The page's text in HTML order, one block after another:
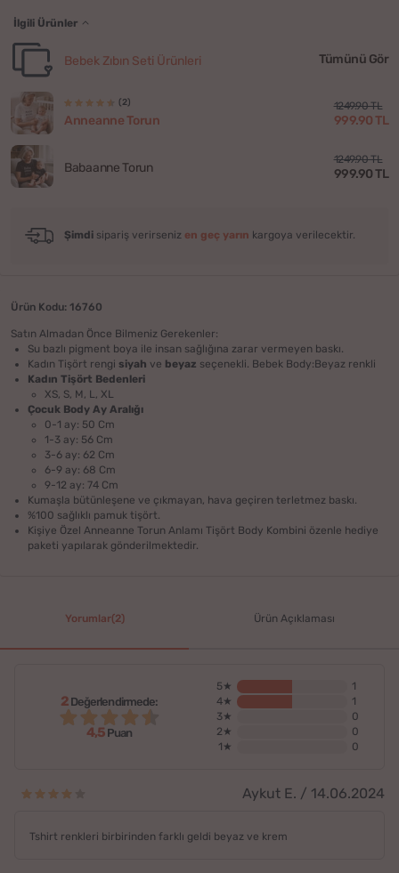
İlgili Ürünler
Bebek Zıbın Seti Ürünleri Tümünü Gör
(2)
Anneanne Torun
1249.90 TL
999.90 TL
Babaanne Torun
1249.90 TL
999.90 TL
Şimdi sipariş verirseniz en geç yarın kargoya verilecektir.
Ürün Kodu: 16760
Satın Almadan Önce Bilmeniz Gerekenler:
Su bazlı pigment boya ile insan sağlığına zarar vermeyen baskı.
Kadın Tişört rengi siyah ve beyaz seçenekli. Bebek Body:Beyaz renkli
Kadın Tişört Bedenleri
XS, S, M, L, XL
Çocuk Body Ay Aralığı
​0-1 ay: 50 Cm
1-3 ay: 56 Cm
3-6 ay: 62 Cm
6-9 ay: 68 Cm
9-12 ay: 74 Cm
Kumaşla bütünleşene ve çıkmayan, hava geçiren terletmez baskı.
%100 sağlıklı pamuk tişört.
Kişiye Özel Anneanne Torun Anlamı Tişört Body Kombini özenle hediye
paketi yapılarak gönderilmektedir.
Yorumlar(2) Ürün Açıklaması
2Değerlendirmede:
4,5Puan
5★
1
4★
1
3★
0
2★
0
1★
0
Aykut E. / 14.06.2024
Tshirt renkleri birbirinden farklı geldi beyaz ve krem